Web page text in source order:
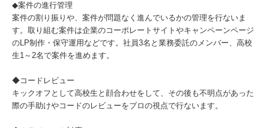
◆案件の進行管理
案件の割り振りや、案件が問題なく進んでいるかの管理を行ないま
す。取り組む案件は企業のコーポレートサイトやキャンペーンページ
のLP制作・保守運用などです。社員3名と業務委託のメンバー、高校
生1～2名で案件を進めます。
◆コードレビュー
キックオフとして高校生と顔合わせをして、その後も不明点があった
際の手助けやコードのレビューをプロの視点で行ないます。